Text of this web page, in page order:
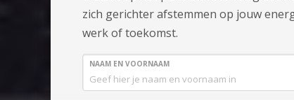
zich gerichter afstemmen op jouw
werk of toekomst.
NAAM EN VOORNAAM